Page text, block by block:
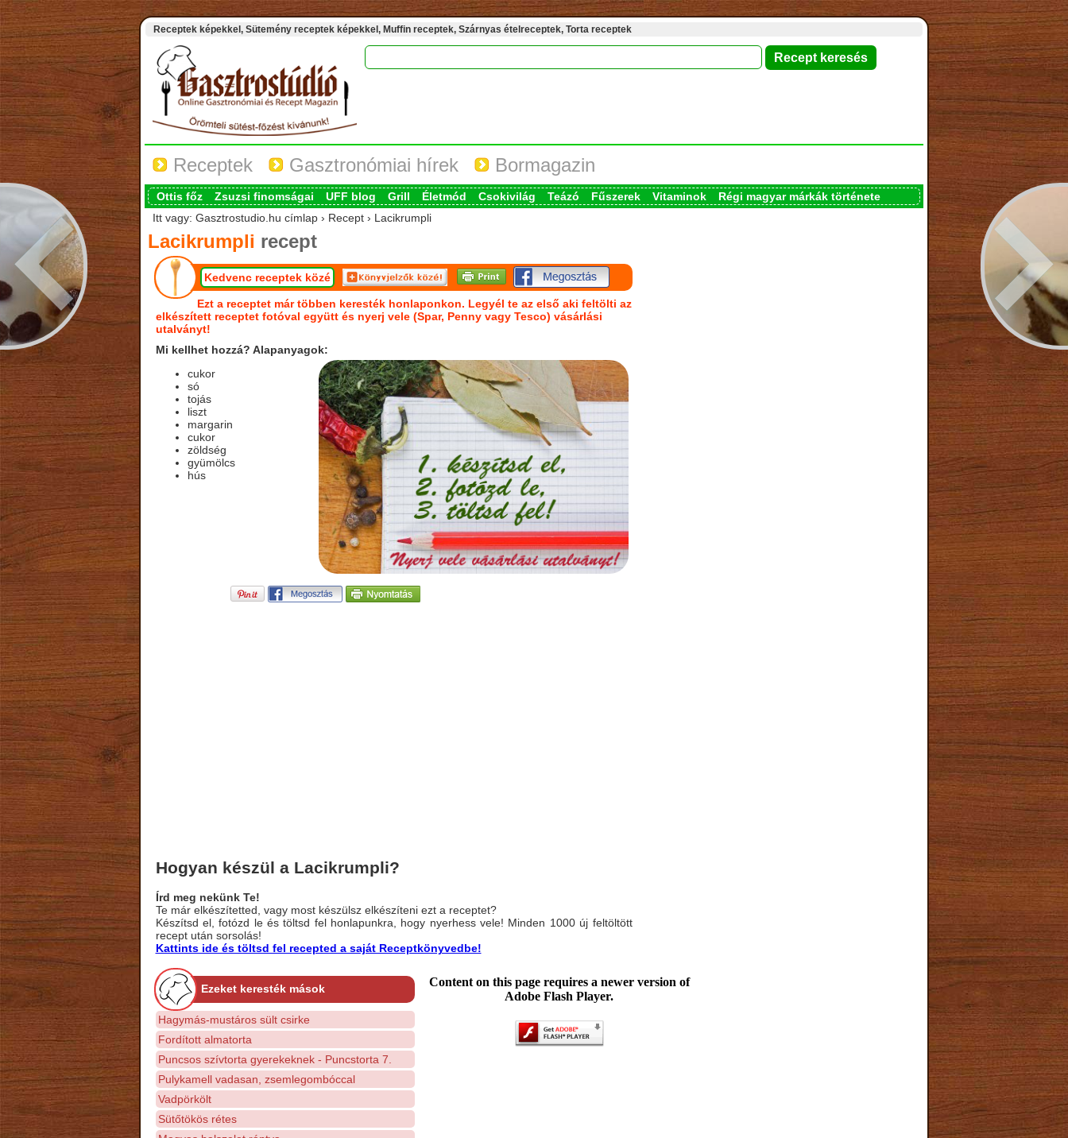
Receptek képekkel, Sütemény receptek képekkel, Muffin receptek, Szárnyas ételreceptek, Torta receptek
Receptek Gasztronómiai hírek Bormagazin
Ottis főz Zsuzsi finomságai UFF blog Grill Életmód Csokivilág Teázó Fűszerek Vitaminok
Régi magyar márkák története
Itt vagy: Gasztrostudio.hu címlap › Recept › Lacikrumpli
Lacikrumpli recept
Kedvenc receptek közé
Ezt a receptet már többen keresték honlaponkon. Legyél te az első aki feltölti az
elkészített receptet fotóval együtt és nyerj vele (Spar, Penny vagy Tesco) vásárlási
utalványt!
Mi kellhet hozzá? Alapanyagok:
cukor
só
tojás
liszt
margarin
cukor
zöldség
gyümölcs
hús
Hogyan készül a Lacikrumpli?
Írd meg nekünk Te!
Te már elkészítetted, vagy most készülsz elkészíteni ezt a receptet?
Készítsd el, fotózd le és töltsd fel honlapunkra, hogy nyerhess vele! Minden 1000 új feltöltött
recept után sorsolás!
Kattints ide és töltsd fel recepted a saját Receptkönyvedbe!
Ezeket keresték mások
Hagymás-mustáros sült csirke
Fordított almatorta
Puncsos szívtorta gyerekeknek - Puncstorta 7.
Pulykamell vadasan, zsemlegombóccal
Vadpörkölt
Sütőtökös rétes
Content on this page requires a newer version of
Adobe Flash Player.